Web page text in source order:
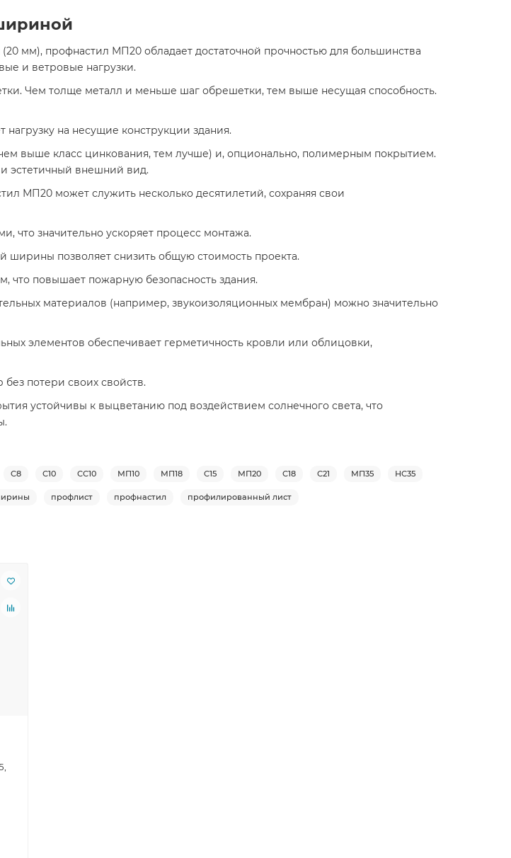
мм), профнастил МП20 обладает достаточной прочностью для большинства
и ветровые нагрузки.
Чем толще металл и меньше шаг обрешетки, тем выше несущая способность.
на несущие конструкции здания.
выше класс цинкования, тем лучше) и, опционально, полимерным покрытием.
эстетичный внешний вид.
МП20 может служить несколько десятилетий, сохраняя свои
что значительно ускоряет процесс монтажа.
ширины позволяет снизить общую стоимость проекта.
что повышает пожарную безопасность здания.
материалов (например, звукоизоляционных мембран) можно значительно
элементов обеспечивает герметичность кровли или облицовки,
потери своих свойств.
устойчивы к выцветанию под воздействием солнечного света, что
С8 С10 СС10 МП10 МП18 С15 МП20 С18 С21 МП35 НС35
профлист профнастил профилированный лист